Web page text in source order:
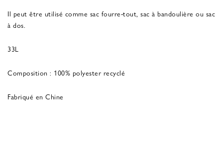
Il peut être utilisé comme sac fourre-tout, sac à bandoulière ou sac
à dos.
33L
Composition : 100% polyester recyclé
Fabriqué en Chine